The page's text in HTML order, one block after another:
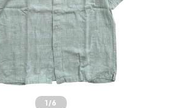
1/6